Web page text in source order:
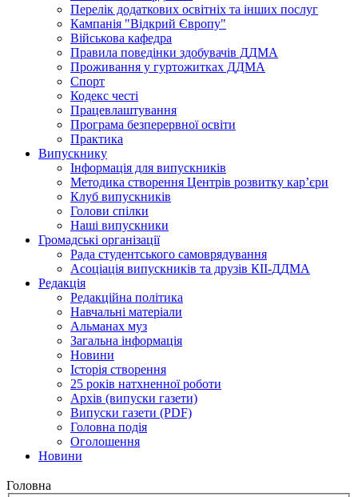
Перелік додаткових освітніх та інших послуг
Кампанія "Відкрий Європу"
Військова кафедра
Правила поведінки здобувачів ДДМА
Проживання у гуртожитках ДДМА
Спорт
Кодекс честі
Працевлаштування
Програма безперервної освіти
Практика
Випускнику
Інформація для випускників
Методика створення Центрів розвитку кар’єри
Клуб випускників
Голови спілки
Наші випускники
Громадські організації
Рада студентського самоврядування
Асоціація випускників та друзів КІІ-ДДМА
Редакція
Редакційна політика
Навчальні матеріали
Альманах муз
Загальна інформація
Новини
Історія створення
25 років натхненної роботи
Архів (випуски газети)
Випуски газети (PDF)
Головна подія
Оголошення
Новини
Головна